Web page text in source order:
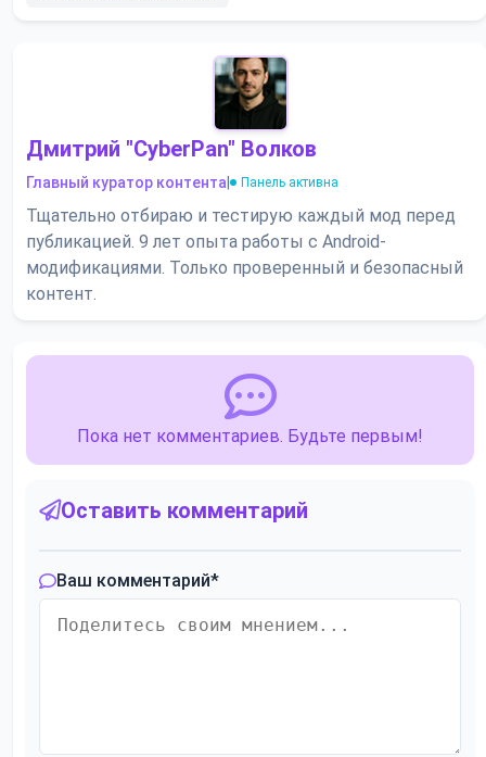
Дмитрий "CyberPan" Волков
Главный куратор контента Панель активна
Тщательно отбираю и тестирую каждый мод перед
публикацией. 9 лет опыта работы с Android-
модификациями. Только проверенный и безопасный
контент.
Пока нет комментариев. Будьте первым!
Оставить комментарий
Ваш комментарий*